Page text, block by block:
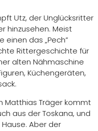
Utz, der Unglücksritter
hinzusehen. Meist
einen das „Pech”
Rittergeschichte für
alten Nähmaschine
Küchengeräten,
Matthias Träger kommt
aus der Toskana, und
Aber der